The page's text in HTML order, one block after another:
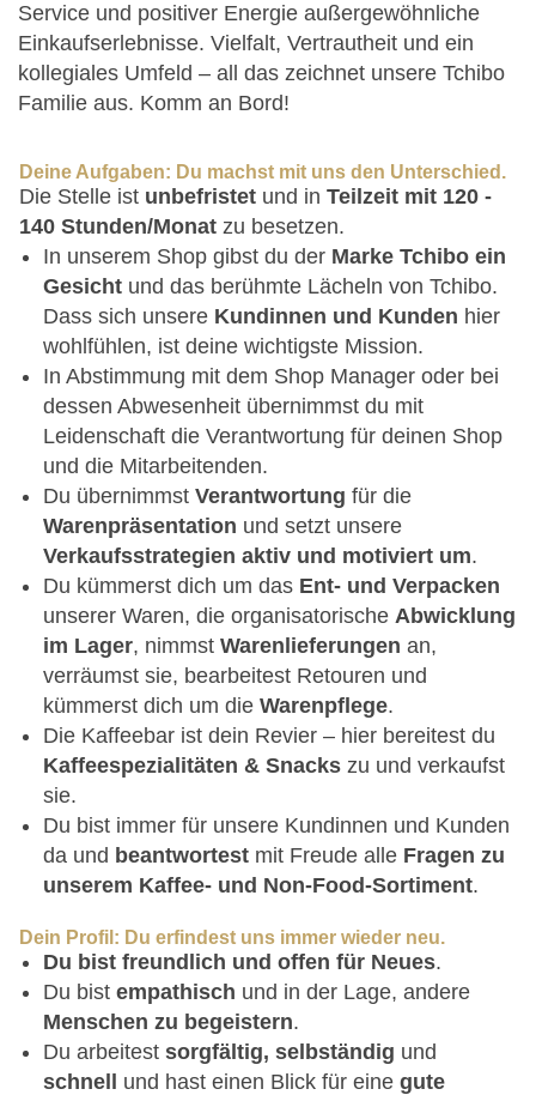
Service und positiver Energie außergewöhnliche
Einkaufserlebnisse. Vielfalt, Vertrautheit und ein
kollegiales Umfeld – all das zeichnet unsere Tchibo
Familie aus. Komm an Bord!
Deine Aufgaben: Du machst mit uns den Unterschied.
Die Stelle ist unbefristet und in Teilzeit mit 120 -
140 Stunden/Monat zu besetzen.
In unserem Shop gibst du der Marke Tchibo ein
Gesicht und das berühmte Lächeln von Tchibo.
Dass sich unsere Kundinnen und Kunden hier
wohlfühlen, ist deine wichtigste Mission.
In Abstimmung mit dem Shop Manager oder bei
dessen Abwesenheit übernimmst du mit
Leidenschaft die Verantwortung für deinen Shop
und die Mitarbeitenden.
Du übernimmst Verantwortung für die
Warenpräsentation und setzt unsere
Verkaufsstrategien aktiv und motiviert um.
Du kümmerst dich um das Ent- und Verpacken
unserer Waren, die organisatorische Abwicklung
im Lager, nimmst Warenlieferungen an,
verräumst sie, bearbeitest Retouren und
kümmerst dich um die Warenpflege.
Die Kaffeebar ist dein Revier – hier bereitest du
Kaffeespezialitäten & Snacks zu und verkaufst
sie.
Du bist immer für unsere Kundinnen und Kunden
da und beantwortest mit Freude alle Fragen zu
unserem Kaffee- und Non-Food-Sortiment.
Dein Profil: Du erfindest uns immer wieder neu.
Du bist freundlich und offen für Neues.
Du bist empathisch und in der Lage, andere
Menschen zu begeistern.
Du arbeitest sorgfältig, selbständig und
schnell
und hast einen Blick für eine gute